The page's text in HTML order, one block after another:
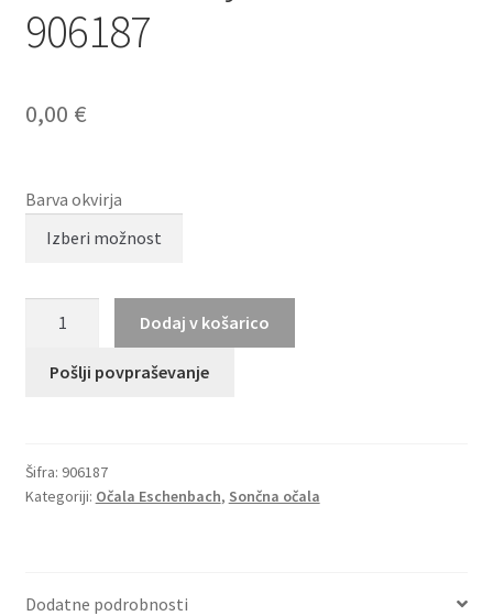
906187
0,00 €
Barva okvirja
906187
Dodaj v košarico
Pošlji povpraševanje
Šifra: 906187
Kategoriji: Očala Eschenbach, Sončna očala
Dodatne podrobnosti